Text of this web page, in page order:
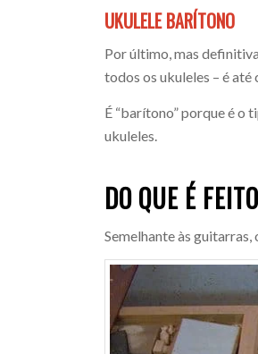
UKULELE BARÍTONO
Por último, mas
todos os ukuleles – é até
É “barítono” porque é o
ukuleles.
DO QUE É
Semelhante às